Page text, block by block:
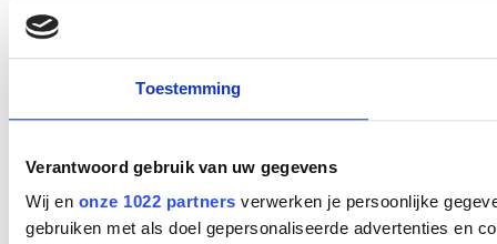
Toestemming
Verantwoord gebruik van uw gegevens
Wij en onze 1022 partners verwerken je persoonlijke
gebruiken met als doel gepersonaliseerde advertenties en